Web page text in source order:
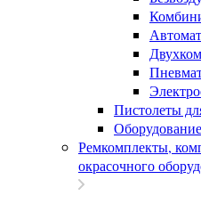
Пистолеты
Ремкомплекты,
окрасочного